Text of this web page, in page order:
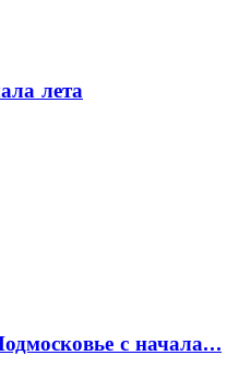
лета
с начала…